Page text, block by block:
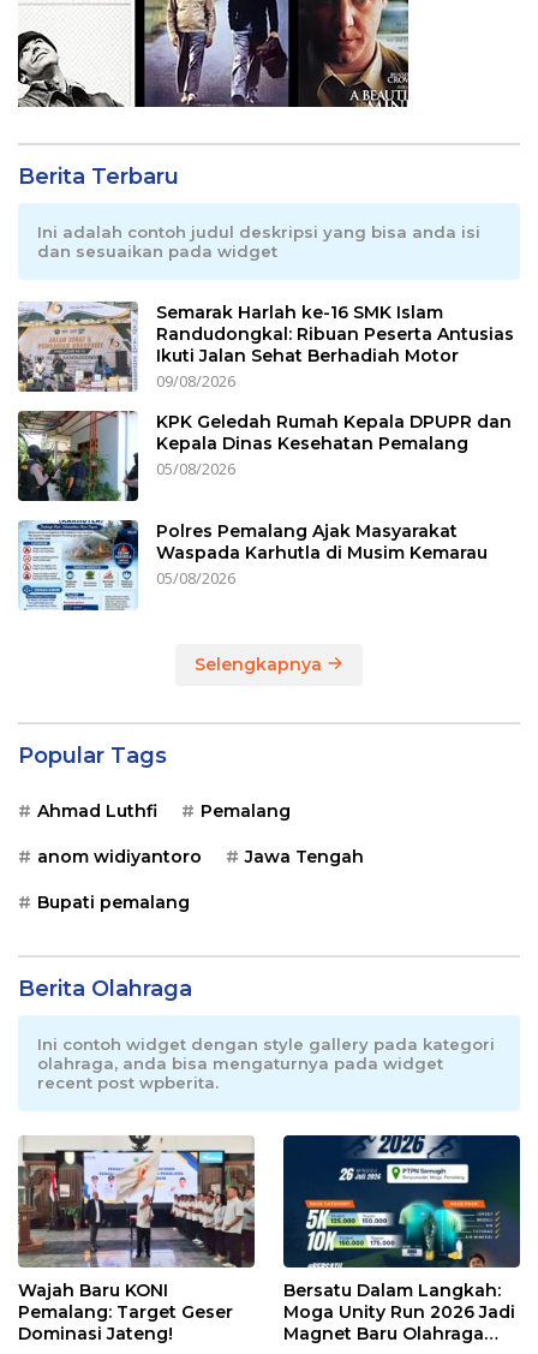
Berita Terbaru
Ini adalah contoh judul deskripsi yang bisa anda isi
dan sesuaikan pada widget
Semarak Harlah ke-16 SMK Islam
Randudongkal: Ribuan Peserta Antusias
Ikuti Jalan Sehat Berhadiah Motor
09/08/2026
KPK Geledah Rumah Kepala DPUPR dan
Kepala Dinas Kesehatan Pemalang
05/08/2026
Polres Pemalang Ajak Masyarakat
Waspada Karhutla di Musim Kemarau
05/08/2026
Selengkapnya
Popular Tags
Ahmad Luthfi Pemalang
anom widiyantoro Jawa Tengah
Bupati pemalang
Berita Olahraga
Ini contoh widget dengan style gallery pada kategori
olahraga, anda bisa mengaturnya pada widget
recent post wpberita.
Wajah Baru KONI
Pemalang: Target Geser
Dominasi Jateng!
Bersatu Dalam Langkah:
Moga Unity Run 2026 Jadi
Magnet Baru Olahraga